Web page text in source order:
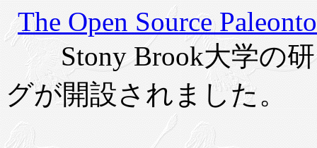
The Open Source
Stony Brook大学の研
グが開設されました。